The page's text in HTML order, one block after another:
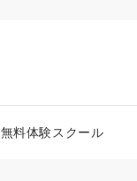
無料体験スクール